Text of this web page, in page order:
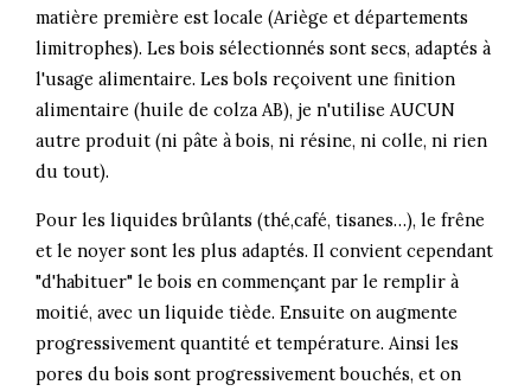
matière première est locale (Ariège et départements
limitrophes). Les bois sélectionnés sont secs, adaptés à
l'usage alimentaire. Les bols reçoivent une finition
alimentaire (huile de colza AB), je n'utilise AUCUN
autre produit (ni pâte à bois, ni résine, ni colle, ni rien
du tout).
Pour les liquides brûlants (thé,café, tisanes…), le frêne
et le noyer sont les plus adaptés. Il convient cependant
"d'habituer" le bois en commençant par le remplir à
moitié, avec un liquide tiède. Ensuite on augmente
progressivement quantité et température. Ainsi les
pores du bois sont progressivement bouchés, et on